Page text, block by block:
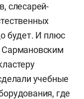
слесарей-
будет. И плюс
Сармановским
учебные
где